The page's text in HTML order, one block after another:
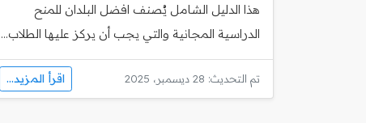
هذا الدليل الشامل يُصنف افضل البلدان للمنح
الدراسية المجانية والتي يجب أن يركز عليها الطلاب...
تم التحديث: 28 ديسمبر، 2025 اقرأ المزيد...